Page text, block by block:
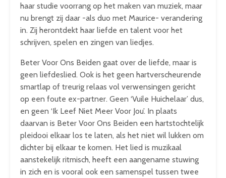
haar studie voorrang op het maken van muziek, maar
nu brengt zij daar -als duo met Maurice- verandering
in. Zij herontdekt haar liefde en talent voor het
schrijven, spelen en zingen van liedjes.
Beter Voor Ons Beiden gaat over de liefde, maar is
geen liefdeslied. Ook is het geen hartverscheurende
smartlap of treurig relaas vol verwensingen gericht
op een foute ex-partner. Geen ‘Vuile Huichelaar’ dus,
en geen ‘Ik Leef Niet Meer Voor Jou’. In plaats
daarvan is Beter Voor Ons Beiden een hartstochtelijk
pleidooi elkaar los te laten, als het niet wil lukken om
dichter bij elkaar te komen. Het lied is muzikaal
aanstekelijk ritmisch, heeft een aangename stuwing
in zich en is vooral ook een samenspel tussen twee